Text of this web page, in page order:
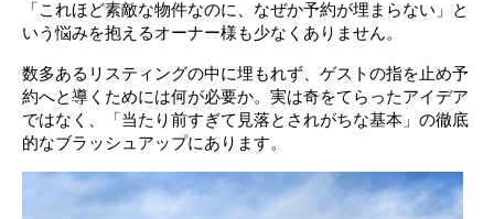
「これほど素敵な物件なのに、なぜか予約が埋まらない」と
いう悩みを抱えるオーナー様も少なくありません。
数多あるリスティングの中に埋もれず、ゲストの指を止め予
約へと導くためには何が必要か。実は奇をてらったアイデア
ではなく、「当たり前すぎて見落とされがちな基本」の徹底
的なブラッシュアップにあります。